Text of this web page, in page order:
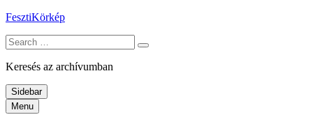
Skip
content
FesztiKörkép
Search
for:
Keresés az archívumban
Sidebar
Menu